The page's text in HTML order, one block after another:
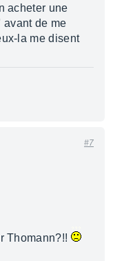
acheter une
avant de me
la me disent
#7
Thomann?!!